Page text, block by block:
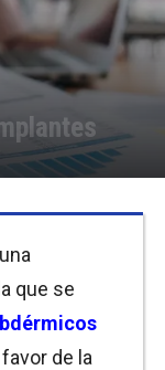
que se
de la